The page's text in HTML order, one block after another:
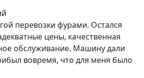
перевозки фурами. Остался
цены, качественная
обслуживание. Машину дали
вовремя, что для меня было